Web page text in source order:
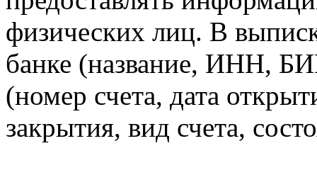
физических лиц. В
банке (название, ИНН,
(номер счета, дата
закрытия, вид счета,